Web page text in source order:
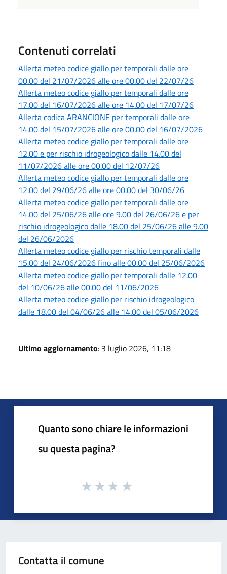
Contenuti correlati
Allerta meteo codice giallo per temporali dalle ore
00.00 del 21/07/2026 alle ore 00.00 del 22/07/26
Allerta meteo codice giallo per temporali dalle ore
17.00 del 16/07/2026 alle ore 14.00 del 17/07/26
Allerta codica ARANCIONE per temporali dalle ore
14.00 del 15/07/2026 alle ore 00.00 del 16/07/2026
Allerta meteo codice giallo per temporali dalle ore
12.00 e per rischio idrogeologico dalle 14.00 del
11/07/2026 alle ore 00.00 del 12/07/26
Allerta meteo codice giallo per temporali dalle ore
12.00 del 29/06/26 alle ore 00.00 del 30/06/26
Allerta meteo codice giallo per temporali dalle ore
14.00 del 25/06/26 alle ore 9.00 del 26/06/26 e per
rischio idrogeologico dalle 18.00 del 25/06/26 alle 9.00
del 26/06/2026
Allerta meteo codice giallo per rischio temporali dalle
15.00 del 24/06/2026 fino alle 00.00 del 25/06/2026
Allerta meteo codice giallo per temporali dalle 12.00
del 10/06/26 alle 00.00 del 11/06/2026
Allerta meteo codice giallo per rischio idrogeologico
dalle 18.00 del 04/06/26 alle 14.00 del 05/06/2026
Ultimo aggiornamento: 3 luglio 2026, 11:18
Quanto sono chiare le informazioni
su questa pagina?
Contatta il comune